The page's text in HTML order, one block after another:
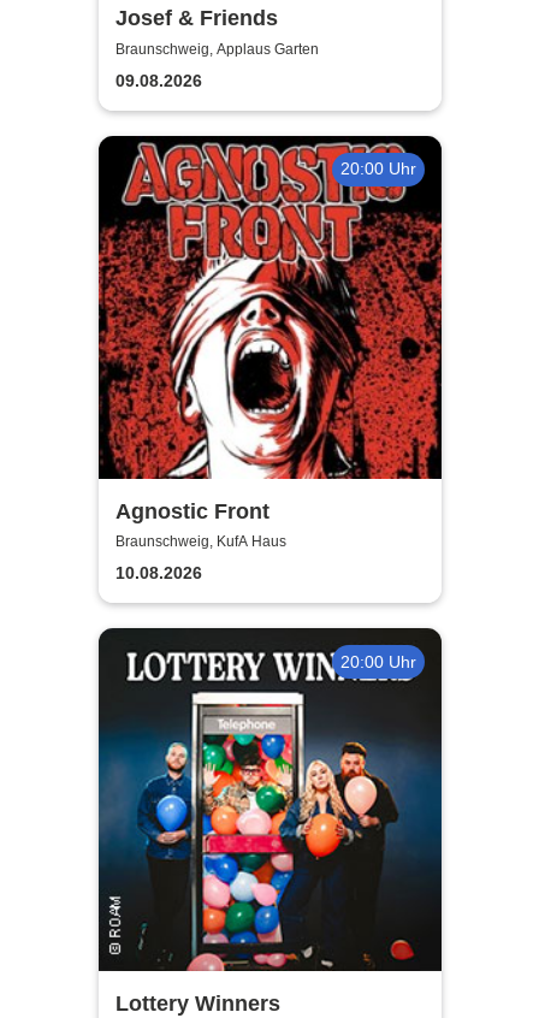
Josef & Friends
Braunschweig, Applaus Garten
09.08.2026
20:00 Uhr
Agnostic Front
Braunschweig, KufA Haus
10.08.2026
20:00 Uhr
Lottery Winners